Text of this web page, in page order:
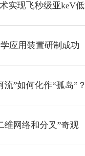
实现飞秒级亚keV
应用装置研制成功
流”如何化作“孤
维网络和分叉”奇观